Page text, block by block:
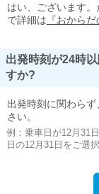
はい、ございます
で詳細は 『おから
出発時刻が24時
すか?
出発時刻に関わら
さい。
例：乗車日が12月31
日の12月31日をご選